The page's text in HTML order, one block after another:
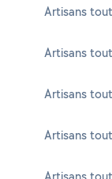
Artisans
Artisans
Artisans
Artisans